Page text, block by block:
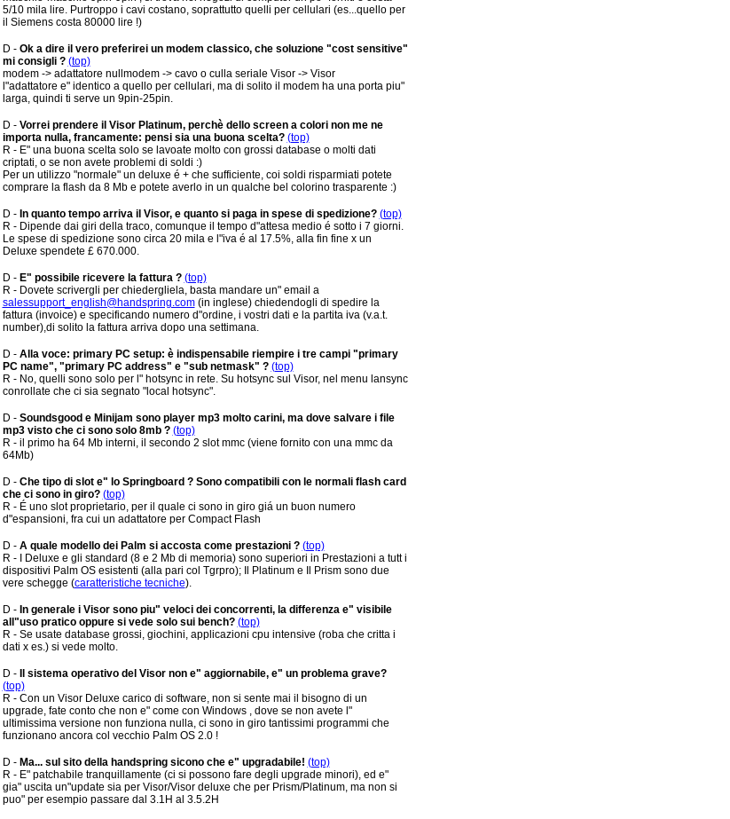
5/10 mila lire. Purtroppo i cavi costano, soprattutto quelli per cellulari (es...quello per
il Siemens costa 80000 lire !)
D - Ok a dire il vero preferirei un modem classico, che soluzione "cost sensitive"
mi consigli ? (top)
modem -> adattatore nullmodem -> cavo o culla seriale Visor -> Visor
l"adattatore e" identico a quello per cellulari, ma di solito il modem ha una porta piu"
larga, quindi ti serve un 9pin-25pin.
D - Vorrei prendere il Visor Platinum, perchè dello screen a colori non me ne
importa nulla, francamente: pensi sia una buona scelta? (top)
R - E" una buona scelta solo se lavoate molto con grossi database o molti dati
criptati, o se non avete problemi di soldi :)
Per un utilizzo "normale" un deluxe é + che sufficiente, coi soldi risparmiati potete
comprare la flash da 8 Mb e potete averlo in un qualche bel colorino trasparente :)
D - In quanto tempo arriva il Visor, e quanto si paga in spese di spedizione? (top)
R - Dipende dai giri della traco, comunque il tempo d"attesa medio é sotto i 7 giorni.
Le spese di spedizione sono circa 20 mila e l"iva é al 17.5%, alla fin fine x un
Deluxe spendete £ 670.000.
D - E" possibile ricevere la fattura ? (top)
R - Dovete scrivergli per chiedergliela, basta mandare un" email a
salessupport_english@handspring.com(in inglese) chiedendogli di spedire la
fattura (invoice) e specificando numero d"ordine, i vostri dati e la partita iva (v.a.t.
number),di solito la fattura arriva dopo una settimana.
D - Alla voce: primary PC setup: è indispensabile riempire i tre campi "primary
PC name", "primary PC address" e "sub netmask" ? (top)
R - No, quelli sono solo per l" hotsync in rete. Su hotsync sul Visor, nel menu lansync
conrollate che ci sia segnato "local hotsync".
D - Soundsgood e Minijam sono player mp3 molto carini, ma dove salvare i file
mp3 visto che ci sono solo 8mb ? (top)
R - il primo ha 64 Mb interni, il secondo 2 slot mmc (viene fornito con una mmc da
64Mb)
D - Che tipo di slot e" lo Springboard ? Sono compatibili con le normali flash card
che ci sono in giro? (top)
R - É uno slot proprietario, per il quale ci sono in giro giá un buon numero
d"espansioni, fra cui un adattatore per Compact Flash
D - A quale modello dei Palm si accosta come prestazioni ? (top)
R - I Deluxe e gli standard (8 e 2 Mb di memoria) sono superiori in Prestazioni a tutt i
dispositivi Palm OS esistenti (alla pari col Tgrpro); Il Platinum e Il Prism sono due
vere schegge (caratteristiche tecniche).
D - In generale i Visor sono piu" veloci dei concorrenti, la differenza e" visibile
all"uso pratico oppure si vede solo sui bench? (top)
R - Se usate database grossi, giochini, applicazioni cpu intensive (roba che critta i
dati x es.) si vede molto.
D -
Il sistema operativo del Visor non e" aggiornabile, e" un problema grave?
(top)
R - Con un Visor Deluxe carico di software, non si sente mai il bisogno di un
upgrade, fate conto che non e" come con Windows , dove se non avete l"
ultimissima versione non funziona nulla, ci sono in giro tantissimi programmi che
funzionano ancora col vecchio Palm OS 2.0 !
D - Ma... sul sito della handspring sicono che e" upgradabile! (top)
R - E" patchabile tranquillamente (ci si possono fare degli upgrade minori), ed e"
gia" uscita un"update sia per Visor/Visor deluxe che per Prism/Platinum, ma non si
puo" per esempio passare dal 3.1H al 3.5.2H